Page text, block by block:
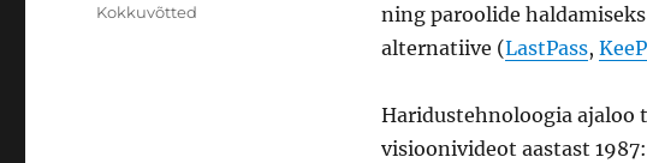
ning paroolide
alternatiive (LastPass,
Haridustehnoloogia ajaloo
visioonivideot aastast 1987:
Rubriigid
Kokkuvõtted